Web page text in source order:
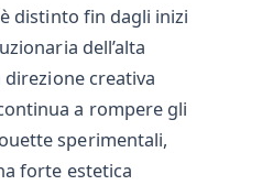
distinto fin dagli inizi
dell’alta
creativa
a rompere gli
sperimentali,
forte estetica